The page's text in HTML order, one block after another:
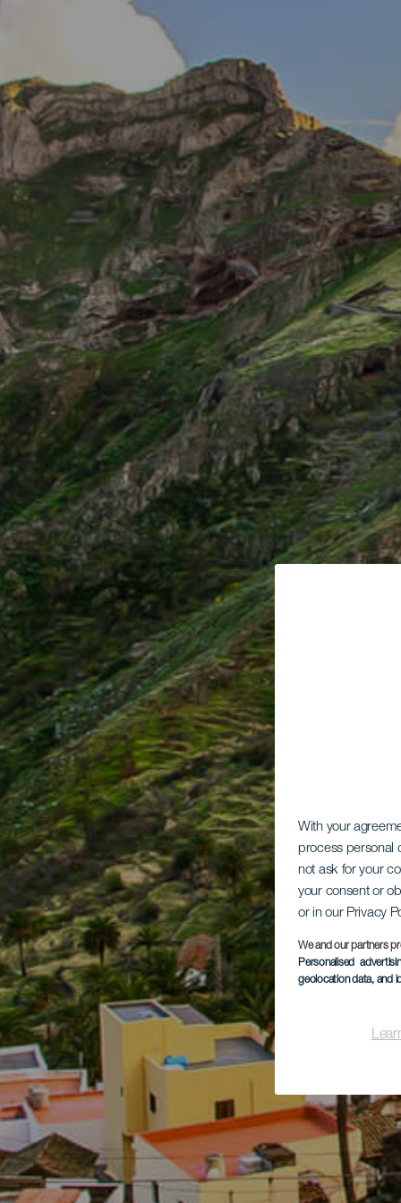
With your
process personal
not ask for your
your consent or
or in our Privacy
We and our partners
Personalised
geolocation data, and